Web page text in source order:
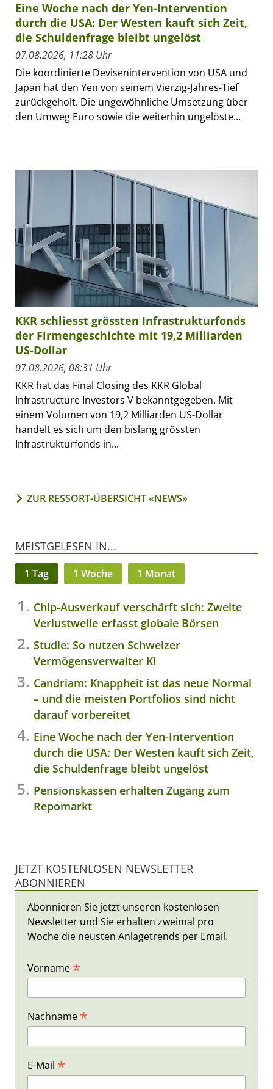
Eine Woche nach der Yen-Intervention
durch die USA: Der Westen kauft sich Zeit,
die Schuldenfrage bleibt ungelöst
07.08.2026, 11:28 Uhr
Die koordinierte Devisenintervention von USA und
Japan hat den Yen von seinem Vierzig-Jahres-Tief
zurückgeholt. Die ungewöhnliche Umsetzung über
den Umweg Euro sowie die weiterhin ungelöste...
KKR schliesst grössten Infrastrukturfonds
der Firmengeschichte mit 19,2 Milliarden
US-Dollar
07.08.2026, 08:31 Uhr
KKR hat das Final Closing des KKR Global
Infrastructure Investors V bekanntgegeben. Mit
einem Volumen von 19,2 Milliarden US-Dollar
handelt es sich um den bislang grössten
Infrastrukturfonds in...
ZUR RESSORT-ÜBERSICHT «NEWS»
MEISTGELESEN IN...
1 Tag 1 Woche 1 Monat
Chip-Ausverkauf verschärft sich: Zweite
Verlustwelle erfasst globale Börsen
Studie: So nutzen Schweizer
Vermögensverwalter KI
Candriam: Knappheit ist das neue Normal
– und die meisten Portfolios sind nicht
darauf vorbereitet
Eine Woche nach der Yen-Intervention
durch die USA: Der Westen kauft sich Zeit,
die Schuldenfrage bleibt ungelöst
Pensionskassen erhalten Zugang zum
Repomarkt
JETZT KOSTENLOSEN NEWSLETTER
ABONNIEREN
Abonnieren Sie jetzt unseren kostenlosen
Newsletter und Sie erhalten zweimal pro
Woche die neusten Anlagetrends per Email.
Vorname *
Nachname *
E-Mail *